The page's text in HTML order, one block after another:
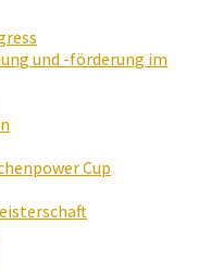
und -förderung im
Cup